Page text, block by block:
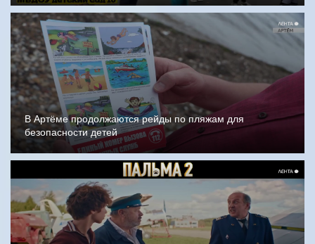
В Артёме продолжаются рейды по пляжам для
безопасности детей